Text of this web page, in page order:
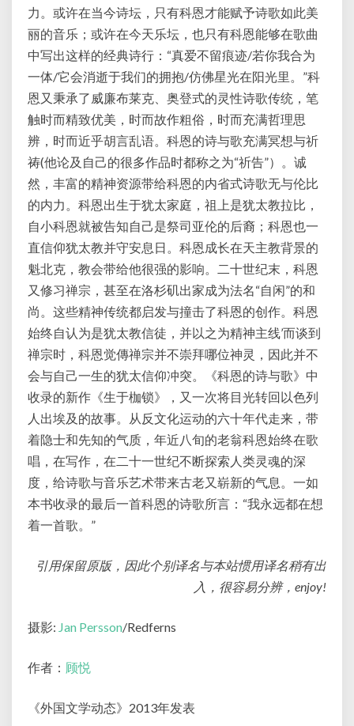
力。或许在当今诗坛，只有科恩才能赋予诗歌如此美
丽的音乐；或许在今天乐坛，也只有科恩能够在歌曲
中写出这样的经典诗行：“真爱不留痕迹/若你我合为
一体/它会消逝于我们的拥抱/仿佛星光在阳光里。”科
恩又秉承了威廉布莱克、奥登式的灵性诗歌传统，笔
触时而精致优美，时而故作粗俗，时而充满哲理思
辨，时而近乎胡言乱语。科恩的诗与歌充满冥想与祈
祷(他论及自己的很多作品时都称之为“祈告”）。诚
然，丰富的精神资源带给科恩的内省式诗歌无与伦比
的内力。科恩出生于犹太家庭，祖上是犹太教拉比，
自小科恩就被告知自己是祭司亚伦的后裔；科恩也一
直信仰犹太教并守安息日。科恩成长在天主教背景的
魁北克，教会带给他很强的影响。二十世纪末，科恩
又修习禅宗，甚至在洛杉矶出家成为法名“自闲”的和
尚。这些精神传统都启发与撞击了科恩的创作。科恩
始终自认为是犹太教信徒，并以之为精神主线’而谈到
禅宗时，科恩觉傳禅宗并不崇拜哪位神灵，因此并不
会与自己一生的犹太信仰冲突。《科恩的诗与歌》中
收录的新作《生于枷锁》，又一次将目光转回以色列
人出埃及的故事。从反文化运动的六十年代走来，带
着隐士和先知的气质，年近八旬的老翁科恩始终在歌
唱，在写作，在二十一世纪不断探索人类灵魂的深
度，给诗歌与音乐艺术带来古老又崭新的气息。一如
本书收录的最后一首科恩的诗歌所言：“我永远都在想
着一首歌。”
引用保留原版，因此个别译名与本站惯用译名稍有出
入，很容易分辨，enjoy!
摄影: Jan Persson/Redferns
作者： 顾悦
《外国文学动态》2013年发表